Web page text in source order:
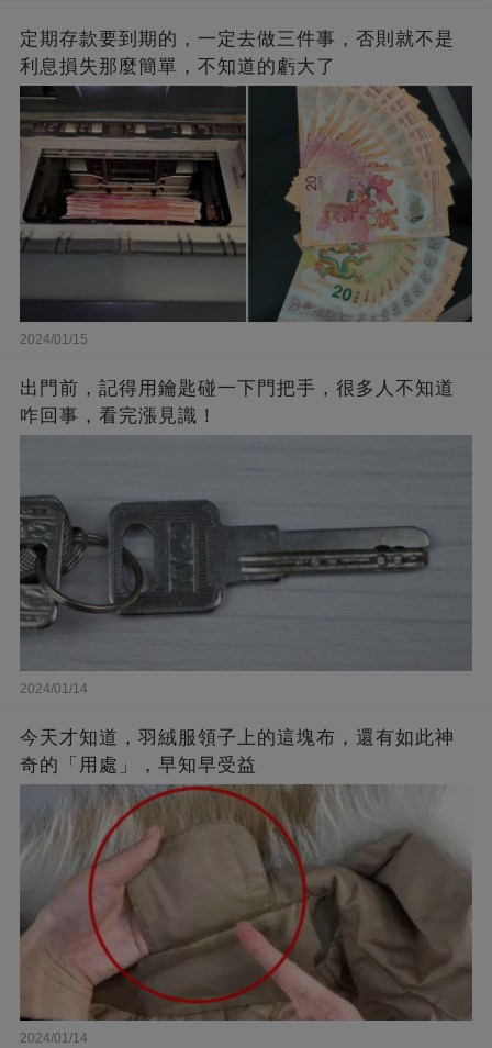
定期存款要到期的，一定去做三件事，否則就不是
利息損失那麼簡單，不知道的虧大了
2024/01/15
出門前，記得用鑰匙碰一下門把手，很多人不知道
咋回事，看完漲見識！
2024/01/14
今天才知道，羽絨服領子上的這塊布，還有如此神
奇的「用處」，早知早受益
2024/01/14